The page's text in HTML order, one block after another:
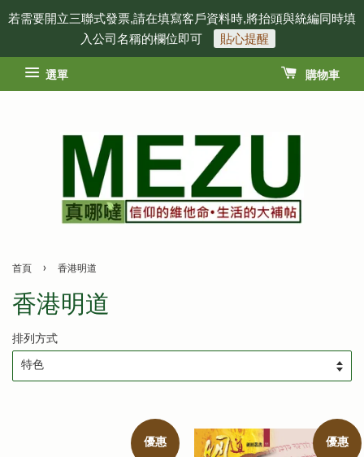
若需要開立三聯式發票,請在填寫客戶資料時,將抬頭與統編同時填
入公司名稱的欄位即可
貼心提醒
選單 購物車
首頁 › 香港明道
香港明道
排列方式
優惠 優惠